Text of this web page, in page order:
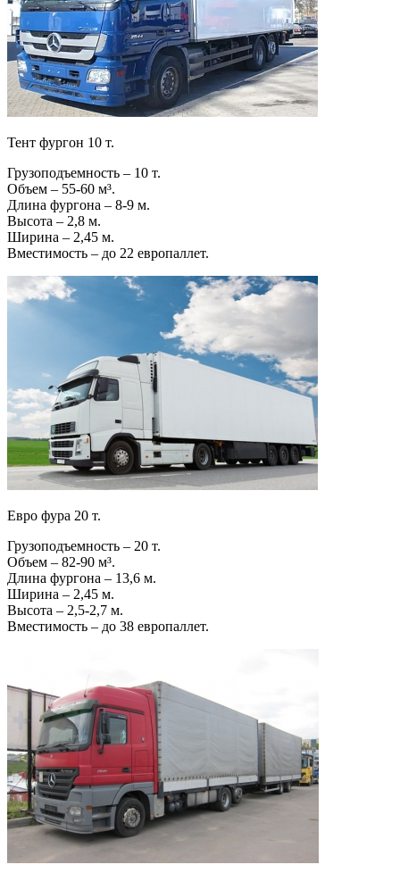
Тент фургон 10 т.
Грузоподъемность – 10 т.
Объем – 55-60 м³.
Длина фургона – 8-9 м.
Высота – 2,8 м.
Ширина – 2,45 м.
Вместимость – до 22 европаллет.
Евро фура 20 т.
Грузоподъемность – 20 т.
Объем – 82-90 м³.
Длина фургона – 13,6 м.
Ширина – 2,45 м.
Высота – 2,5-2,7 м.
Вместимость – до 38 европаллет.